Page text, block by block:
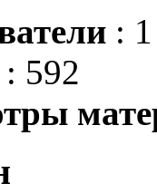
: 1
: 592